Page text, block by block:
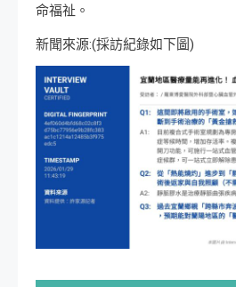
命福祉。
新聞來源:(採訪紀錄如下圖)